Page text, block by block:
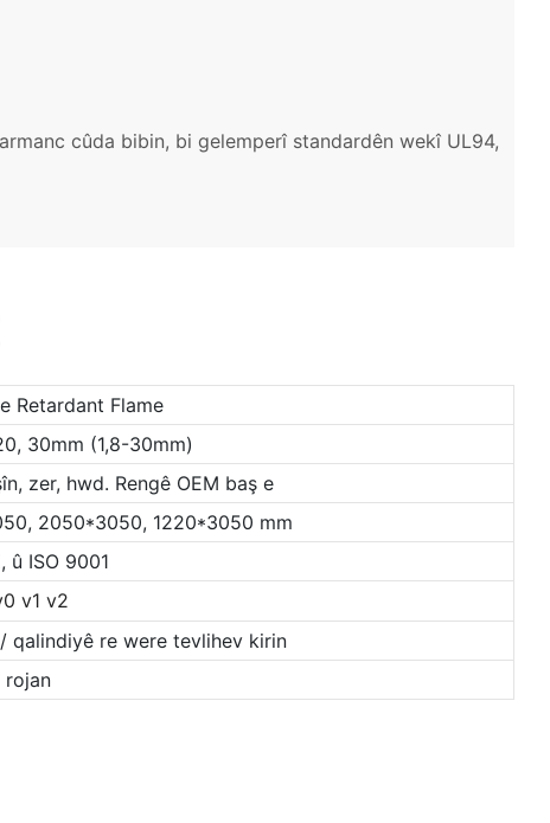
cûda bibin, bi gelemperî standardên wekî UL94,
Retardant Flame
30mm (1,8-30mm)
zer, hwd. Rengê OEM baş e
2050*3050, 1220*3050 mm
û ISO 9001
v1 v2
qalindiyê re were tevlihev kirin
rojan